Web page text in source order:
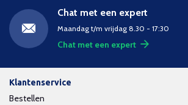
Chat met een expert
Maandag t/m vrijdag 8.30 - 17:30
Chat met een expert
Klantenservice
Bestellen